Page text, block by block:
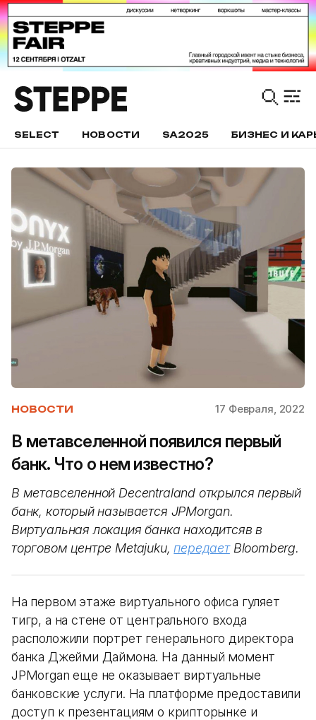
SELECT НОВОСТИ SA2025 БИЗНЕС И
НОВОСТИ 17 Февраля, 2022
В метавселенной появился первый
банк. Что о нем известно?
В метавселенной Decentraland открылся первый
банк, который называется JPMorgan.
Виртуальная локация банка находитсяв в
торговом центре Metajuku,передаетBloomberg.
На первом этаже виртуального офиса гуляет
тигр, а на стене от центрального входа
расположили портрет генерального директора
банка Джейми Даймона. На данный момент
JPMorgan еще не оказывает виртуальные
банковские услуги. На платформе предоставили
доступ к презентациям о крипторынке и